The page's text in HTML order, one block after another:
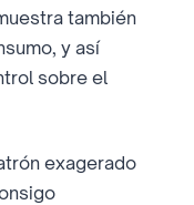
también
y así
sobre el
exagerado